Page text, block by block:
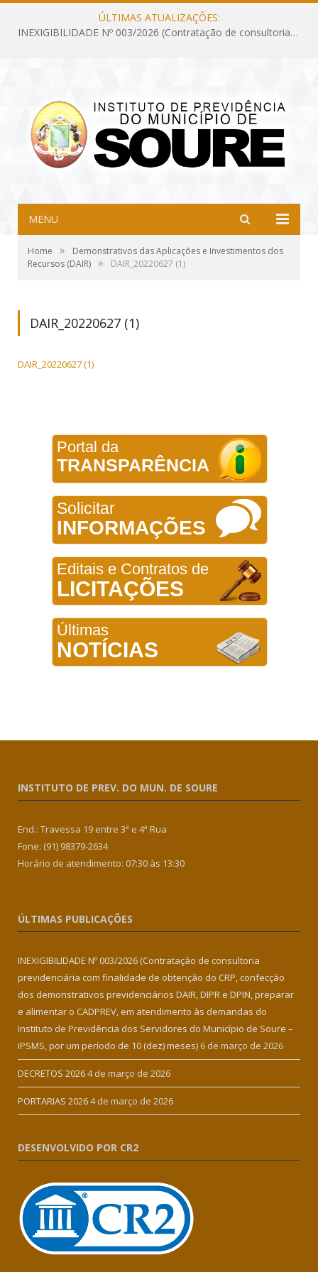
ÚLTIMAS ATUALIZAÇÕES:
INEXIGIBILIDADE Nº 003/2026 (Contratação de consultoria previdenciária com finalidade de obtenção do CRP, confecção dos demonstrativos previdenciários DAIR, DIPR e DPIN, preparar e alimentar o CADPREV, em atendimento às demandas do Instituto de Previdência dos Servidores do Município de Soure – IPSMS, por um período de 10 (dez) meses)
MENU
Home »
Demonstrativos das Aplicações e Investimentos dos
Recursos (DAIR) » DAIR_20220627 (1)
DAIR_20220627 (1)
DAIR_20220627 (1)
Portal da
TRANSPARÊNCIA
Solicitar
INFORMAÇÕES
Editais e Contratos de
LICITAÇÕES
Últimas
NOTÍCIAS
INSTITUTO DE PREV. DO MUN. DE SOURE
End.: Travessa 19 entre 3ª e 4ª Rua
Fone: (91) 98379-2634
Horário de atendimento: 07:30 às 13:30
ÚLTIMAS PUBLICAÇÕES
INEXIGIBILIDADE Nº 003/2026 (Contratação de consultoria
previdenciária com finalidade de obtenção do CRP, confecção
dos demonstrativos previdenciários DAIR, DIPR e DPIN, preparar
e alimentar o CADPREV, em atendimento às demandas do
Instituto de Previdência dos Servidores do Município de Soure –
IPSMS, por um período de 10 (dez) meses) 6 de março de 2026
DECRETOS 20264 de março de 2026
PORTARIAS 20264 de março de 2026
DESENVOLVIDO POR CR2